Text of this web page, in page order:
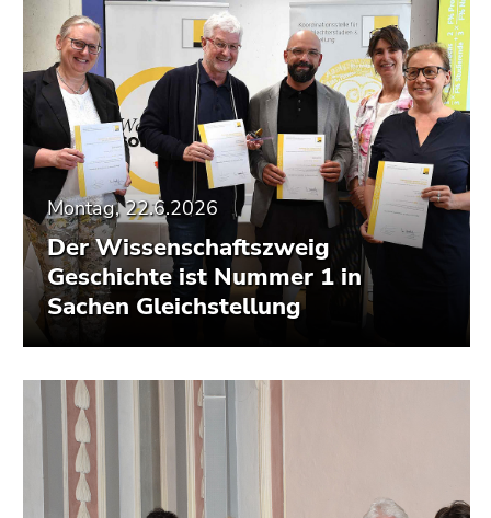
Montag, 22.6.2026
Der Wissenschaftszweig
Geschichte ist Nummer 1 in
Sachen Gleichstellung